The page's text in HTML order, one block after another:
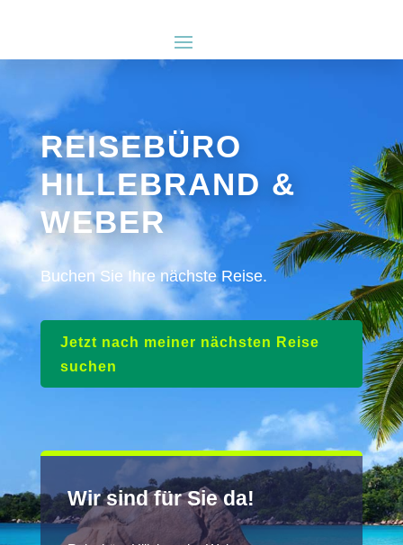
REISEBÜRO
HILLEBRAND &
WEBER
Buchen Sie Ihre nächste Reise.
Jetzt nach meiner nächsten Reise
suchen
Wir sind für Sie da!